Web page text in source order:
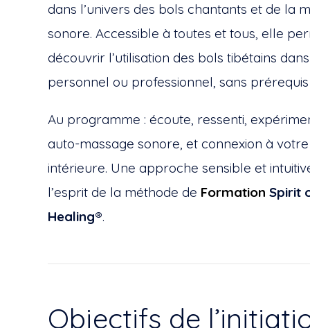
dans l’univers des bols chantants et de la
sonore. Accessible à toutes et tous, elle
découvrir l’utilisation des bols tibétains
personnel ou professionnel, sans
Au programme : écoute, ressenti,
auto-massage sonore, et connexion à
intérieure. Une approche sensible et
l’esprit de la méthode de Formation Spirit
Healing®.
Objectifs de